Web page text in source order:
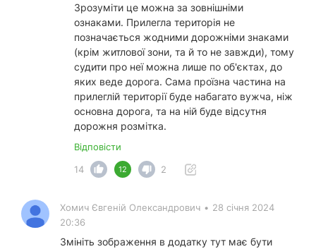
Зрозуміти це можна за зовнішніми
ознаками. Прилегла територія не
позначається жодними дорожніми знаками
(крім житлової зони, та й то не завжди), тому
судити про неї можна лише по об'єктах, до
яких веде дорога. Сама проїзна частина на
прилеглій території буде набагато вужча, ніж
основна дорога, та на ній буде відсутня
дорожня розмітка.
Відповісти
14
12 2
Хомич Євгеній Олександрович • 28 січня 2024
20:36
Змініть зображення в додатку тут має бути